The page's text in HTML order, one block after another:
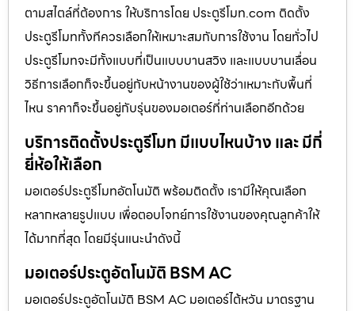
ตามสไตล์ที่ต้องการ ให้บริการโดย ประตูรีโมท.com ติดตั้ง
ประตูรีโมททั้งทีควรเลือกให้เหมาะสมกับการใช้งาน โดยทั่วไป
ประตูรีโมทจะมีทั้งแบบที่เป็นแบบบานสวิง และแบบบานเลื่อน
วิธีการเลือกก็จะขึ้นอยู่กับหน้างานของผู้ใช้ว่าเหมาะกับพื้นที่
ไหน ราคาก็จะขึ้นอยู่กับรุ่นของมอเตอร์ที่ท่านเลือกอีกด้วย
บริการติดตั้งประตูรีโมท มีแบบไหนบ้าง และ มีกี่
ยี่ห้อให้เลือก
มอเตอร์ประตูรีโมทอัตโนมัติ พร้อมติดตั้ง เรามีให้คุณเลือก
หลากหลายรูปแบบ เพื่อตอบโจทย์การใช้งานของคุณลูกค้าให้
ได้มากที่สุด โดยมีรุ่นแนะนำดังนี้
มอเตอร์ประตูอัตโนมัติ BSM AC
มอเตอร์ประตูอัตโนมัติ BSM AC มอเตอร์ไต้หวัน มาตรฐาน